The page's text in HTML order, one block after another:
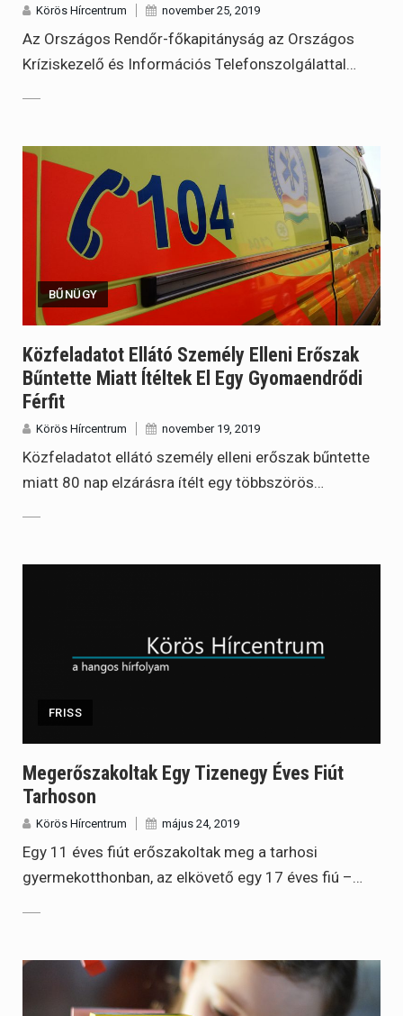
Körös Hírcentrum november 25, 2019
Az Országos Rendőr-főkapitányság az Országos
Kríziskezelő és Információs Telefonszolgálattal…
BŰNÜGY
Közfeladatot Ellátó Személy Elleni Erőszak
Bűntette Miatt Ítéltek El Egy Gyomaendrődi
Férfit
Körös Hírcentrum november 19, 2019
Közfeladatot ellátó személy elleni erőszak bűntette
miatt 80 nap elzárásra ítélt egy többszörös…
FRISS
Megerőszakoltak Egy Tizenegy Éves Fiút
Tarhoson
Körös Hírcentrum május 24, 2019
Egy 11 éves fiút erőszakoltak meg a tarhosi
gyermekotthonban, az elkövető egy 17 éves fiú –…